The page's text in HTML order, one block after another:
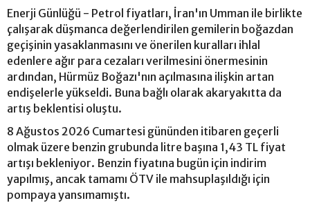
Enerji Günlüğü - Petrol fiyatları, İran'ın Umman ile birlikte
çalışarak düşmanca değerlendirilen gemilerin boğazdan
geçişinin yasaklanmasını ve önerilen kuralları ihlal
edenlere ağır para cezaları verilmesini önermesinin
ardından, Hürmüz Boğazı'nın açılmasına ilişkin artan
endişelerle yükseldi. Buna bağlı olarak akaryakıtta da
artış beklentisi oluştu.
8 Ağustos 2026 Cumartesi gününden itibaren geçerli
olmak üzere benzin grubunda litre başına 1,43 TL fiyat
artışı bekleniyor. Benzin fiyatına bugün için indirim
yapılmış, ancak tamamı ÖTV ile mahsuplaşıldığı için
pompaya yansımamıştı.